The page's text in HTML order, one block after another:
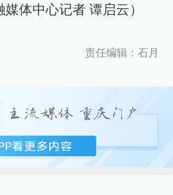
体中心记者 谭启云）
责任编辑：石月